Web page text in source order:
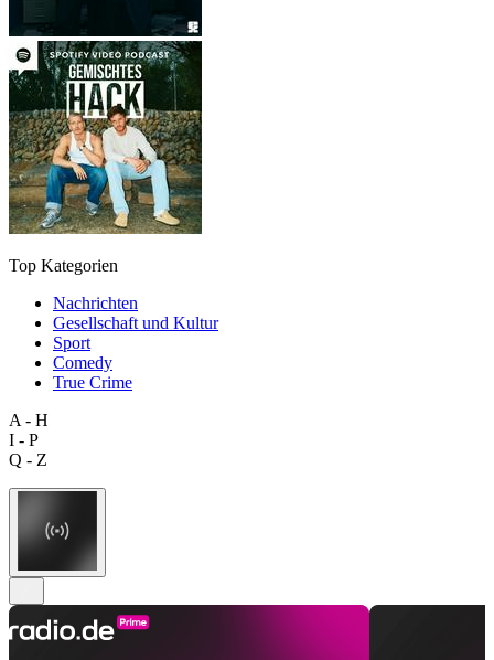
Top Kategorien
Nachrichten
Gesellschaft und Kultur
Sport
Comedy
True Crime
A - H
I - P
Q - Z